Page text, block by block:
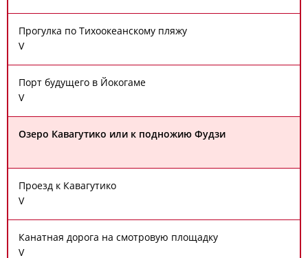
Прогулка по Тихоокеанскому пляжу
V
Порт будущего в Йокогаме
V
Озеро Кавагутико или к подножию Фудзи
Проезд к Кавагутико
V
Канатная дорога на смотровую площадку
V